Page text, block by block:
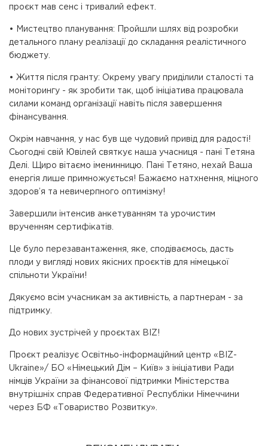
проєкт мав сенс і тривалий ефект.
• Мистецтво планування: Пройшли шлях від розробки
детального плану реалізації до складання реалістичного
бюджету.
• Життя після гранту: Окрему увагу приділили сталості та
моніторингу - як зробити так, щоб ініціатива працювала
силами команд організації навіть після завершення
фінансування.
Окрім навчання, у нас був ще чудовий привід для радості!
Сьогодні свій Ювілей святкує наша учасниця - пані Тетяна
Делі. Щиро вітаємо іменинницю. Пані Тетяно, нехай Ваша
енергія лише примножується! Бажаємо натхнення, міцного
здоров’я та невичерпного оптимізму!
Завершили інтенсив анкетуванням та урочистим
врученням сертифікатів.
Це було перезавантаження, яке, сподіваємось, дасть
плоди у вигляді нових якісних проєктів для німецької
спільноти України!
Дякуємо всім учасникам за активність, а партнерам - за
підтримку.
До нових зустрічей у проєктах BIZ!
Проєкт реалізує Освітньо-інформаційний центр «BIZ-
Ukraine»/ БО «Німецький Дім – Київ» з ініціативи Ради
німців України за фінансової підтримки Міністерства
внутрішніх справ Федеративної Республіки Німеччини
через БФ «Товариство Розвитку».